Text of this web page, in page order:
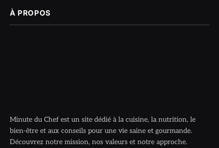
À PROPOS
Minute du Chef est un site dédié à la cuisine, la nutrition, le
bien-être et aux conseils pour une vie saine et gourmande.
Découvrez notre mission, nos valeurs et notre approche.